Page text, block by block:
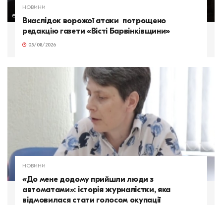
НОВИНИ
Внаслідок ворожої атаки потрощено
редакцію газети «Вісті Барвінківщини»
05/08/2026
НОВИНИ
«До мене додому прийшли люди з
автоматами»: історія журналістки, яка
відмовилася стати голосом окупації